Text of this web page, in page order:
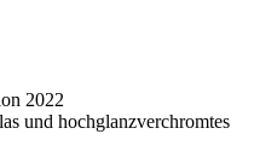
2022
und hochglanzverchromtes